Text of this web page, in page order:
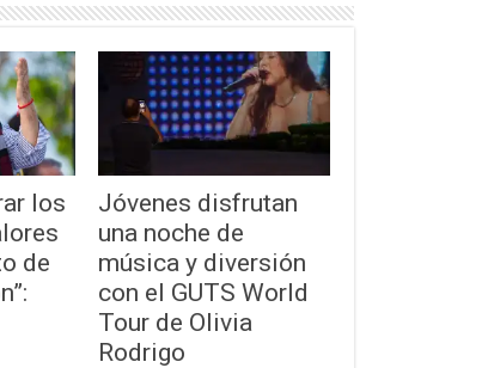
los
de
Jóvenes disfrutan
una noche de
música y diversión
con el GUTS World
Tour de Olivia
Rodrigo